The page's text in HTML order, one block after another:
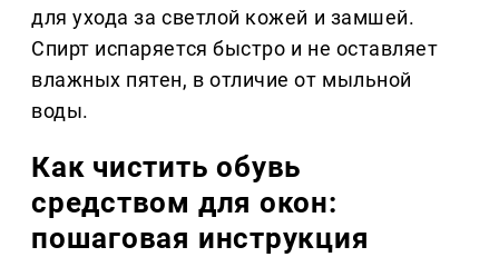
для ухода за светлой кожей и замшей.
Спирт испаряется быстро и не оставляет
влажных пятен, в отличие от мыльной
воды.
Как чистить обувь
средством для окон:
пошаговая инструкция